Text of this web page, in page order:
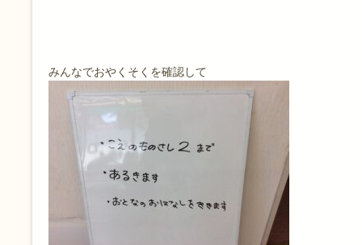
みんなでおやくそくを確認して